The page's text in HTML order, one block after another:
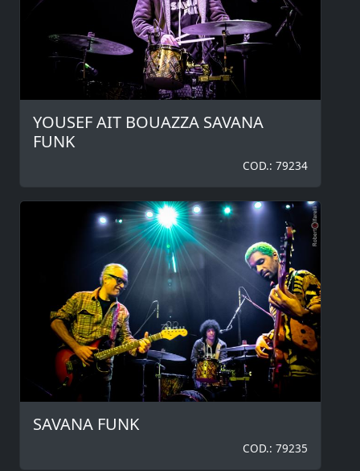
YOUSEF AIT BOUAZZA SAVANA
FUNK
COD.: 79234
SAVANA FUNK
COD.: 79235